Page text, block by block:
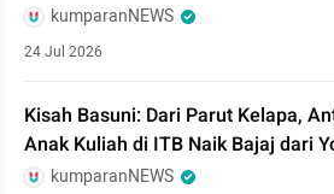
kumparanNEWS
24 Jul 2026
Kisah Basuni: Dari Parut Kelapa,
Anak Kuliah di ITB Naik Bajaj dari
kumparanNEWS